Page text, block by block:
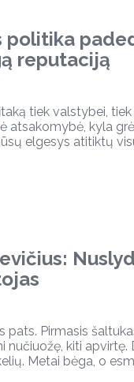
politika
reputaciją
tiek valstybei,
atsakomybė, kyla
elgesys atitiktų
pats. Pirmasis
nučiuožę, kiti apvirtę.
Metai bėga, o